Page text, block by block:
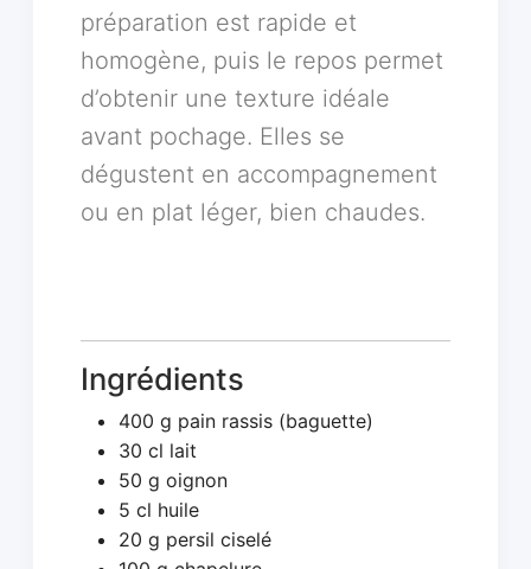
préparation est rapide et
homogène, puis le repos permet
d’obtenir une texture idéale
avant pochage. Elles se
dégustent en accompagnement
ou en plat léger, bien chaudes.
Ingrédients
400 g pain rassis (baguette)
30 cl lait
50 g oignon
5 cl huile
20 g persil ciselé